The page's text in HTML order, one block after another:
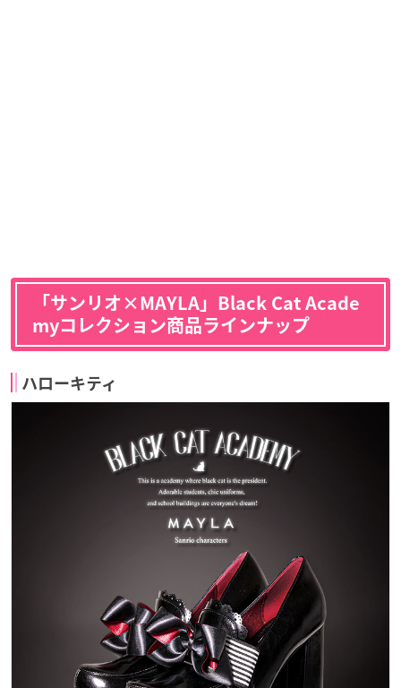
「サンリオ×MAYLA」Black Cat Acade
myコレクション商品ラインナップ
ハローキティ